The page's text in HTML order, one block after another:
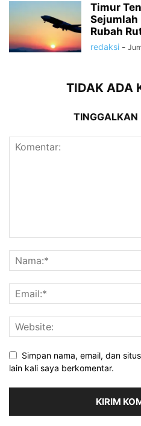
Timur
Sejumlah
Rubah
redaksi -
TIDAK ADA
TINGGALKAN
Simpan nama, email, dan
lain kali saya berkomentar.